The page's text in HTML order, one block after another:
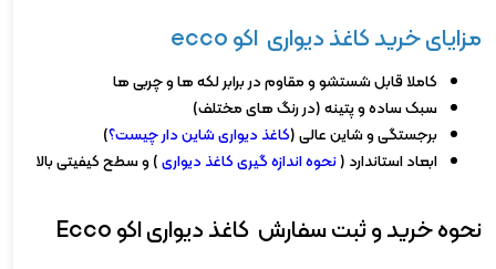
مزایای خرید کاغذ دیواری اکو ecco
کاملا قابل شستشو و مقاوم در برابر لکه ها و چربی ها
سبک ساده و پتینه (در رنگ های مختلف)
برجستگی و شاین عالی (کاغذ دیواری شاین دار چیست؟)
ابعاد استاندارد (نحوه اندازه گیری کاغذ دیواری) و سطح کیفیتی بالا
نحوه خرید و ثبت سفارش کاغذ دیواری اکو Ecco